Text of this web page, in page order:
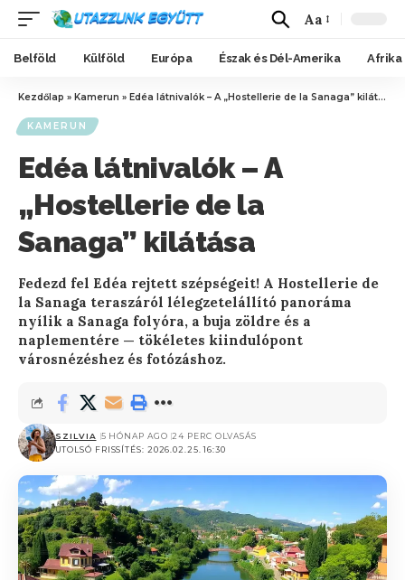
Aa
Belföld Külföld Európa Észak és Dél-Amerika Afrika
Kezdőlap » Kamerun » Edéa látnivalók – A „Hostellerie de la Sanaga” kilátása
KAMERUN
Edéa látnivalók – A
„Hostellerie de la
Sanaga” kilátása
Fedezd fel Edéa rejtett szépségeit! A Hostellerie de
la Sanaga teraszáról lélegzetelállító panoráma
nyílik a Sanaga folyóra, a buja zöldre és a
naplementére — tökéletes kiindulópont
városnézéshez és fotózáshoz.
UTOLSÓ FRISSÍTÉS: 2026.02.25. 16:30
SZILVIA 5 HÓNAP AGO 24 PERC OLVASÁS